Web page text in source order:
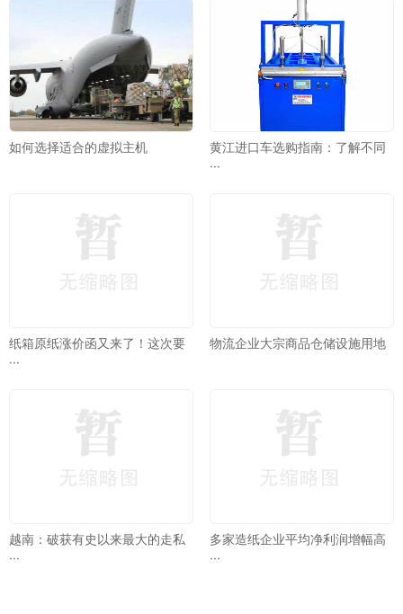
如何选择适合的虚拟主机
黄江进口车选购指南：了解不同
···
纸箱原纸涨价函又来了！这次要
···
物流企业大宗商品仓储设施用地
越南：破获有史以来最大的走私
···
多家造纸企业平均净利润增幅高
···